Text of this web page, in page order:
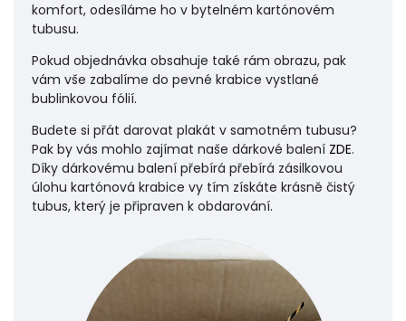
komfort, odesíláme ho v bytelném kartónovém
tubusu.
Pokud objednávka obsahuje také rám obrazu, pak
vám vše zabalíme do pevné krabice vystlané
bublinkovou fólií.
Budete si přát darovat plakát v samotném tubusu?
Pak by vás mohlo zajímat naše dárkové balení ZDE.
Díky dárkovému balení přebírá přebírá zásilkovou
úlohu kartónová krabice vy tím získáte krásně čistý
tubus, který je připraven k obdarování.